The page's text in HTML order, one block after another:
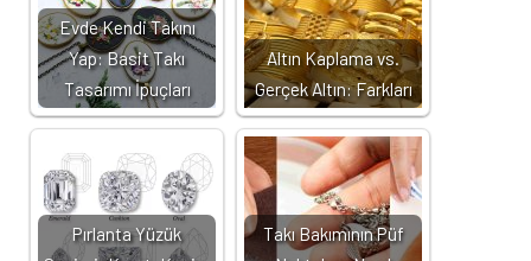
Evde Kendi Takını
Yap: Basit Takı
Tasarımı İpuçları
Altın Kaplama vs.
Gerçek Altın: Farkları
Pırlanta Yüzük
Takı Bakımının Püf